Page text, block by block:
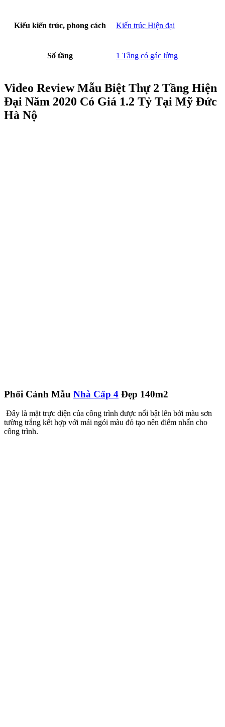
Kiểu kiến trúc, phong cách Kiến trúc Hiện đại
Số tầng 1 Tầng có gác lửng
Video Review Mẫu Biệt Thự 2 Tầng Hiện
Đại Năm 2020 Có Giá 1.2 Tỷ Tại Mỹ Đức
Hà Nộ
Phối Cảnh Mẫu Nhà Cấp 4 Đẹp 140m2
Đây là mặt trực diện của công trình được nổi bật lên bởi màu sơn
tường trắng kết hợp với mái ngói màu đỏ tạo nên điểm nhấn cho
công trình.